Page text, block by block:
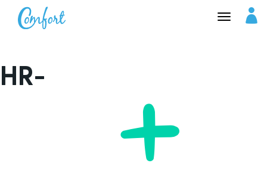
Inloggen bij Comfort
Inloggen Comfort Payroll
HR-